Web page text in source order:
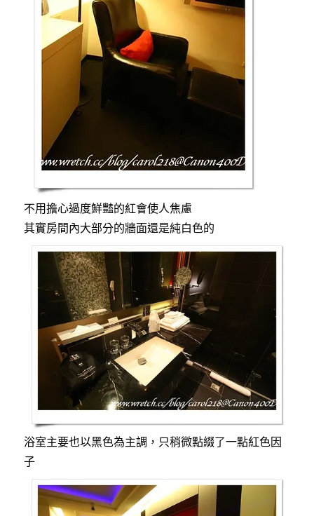
不用擔心過度鮮豔的紅會使人焦慮
其實房間內大部分的牆面還是純白色的
浴室主要也以黑色為主調，只稍微點綴了一點紅色因
子